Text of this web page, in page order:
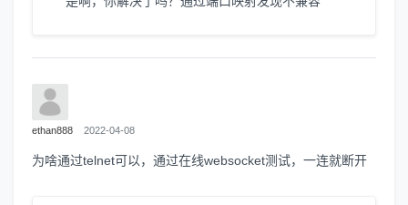
ethan888 2022-04-08
为啥通过telnet可以，通过在线websocket测试，一连就断开